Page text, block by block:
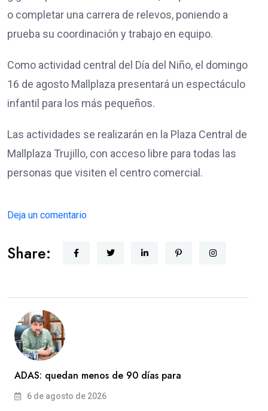
o completar una carrera de relevos, poniendo a
prueba su coordinación y trabajo en equipo.
Como actividad central del Día del Niño, el domingo
16 de agosto Mallplaza presentará un espectáculo
infantil para los más pequeños.
Las actividades se realizarán en la Plaza Central de
Mallplaza Trujillo, con acceso libre para todas las
personas que visiten el centro comercial.
Deja un comentario
Share:
ADAS: quedan menos de 90 días para
6 de agosto de 2026